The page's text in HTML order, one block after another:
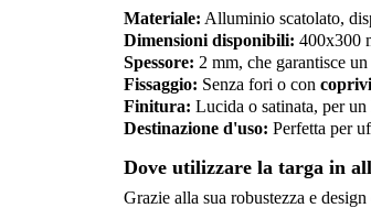
Materiale: Alluminio scatolato,
Dimensioni disponibili: 400x300
Spessore: 2 mm, che garantisce
Fissaggio: Senza fori o con
Finitura: Lucida o satinata, per
Destinazione d'uso: Perfetta per
Dove utilizzare la targa in
Grazie alla sua robustezza e